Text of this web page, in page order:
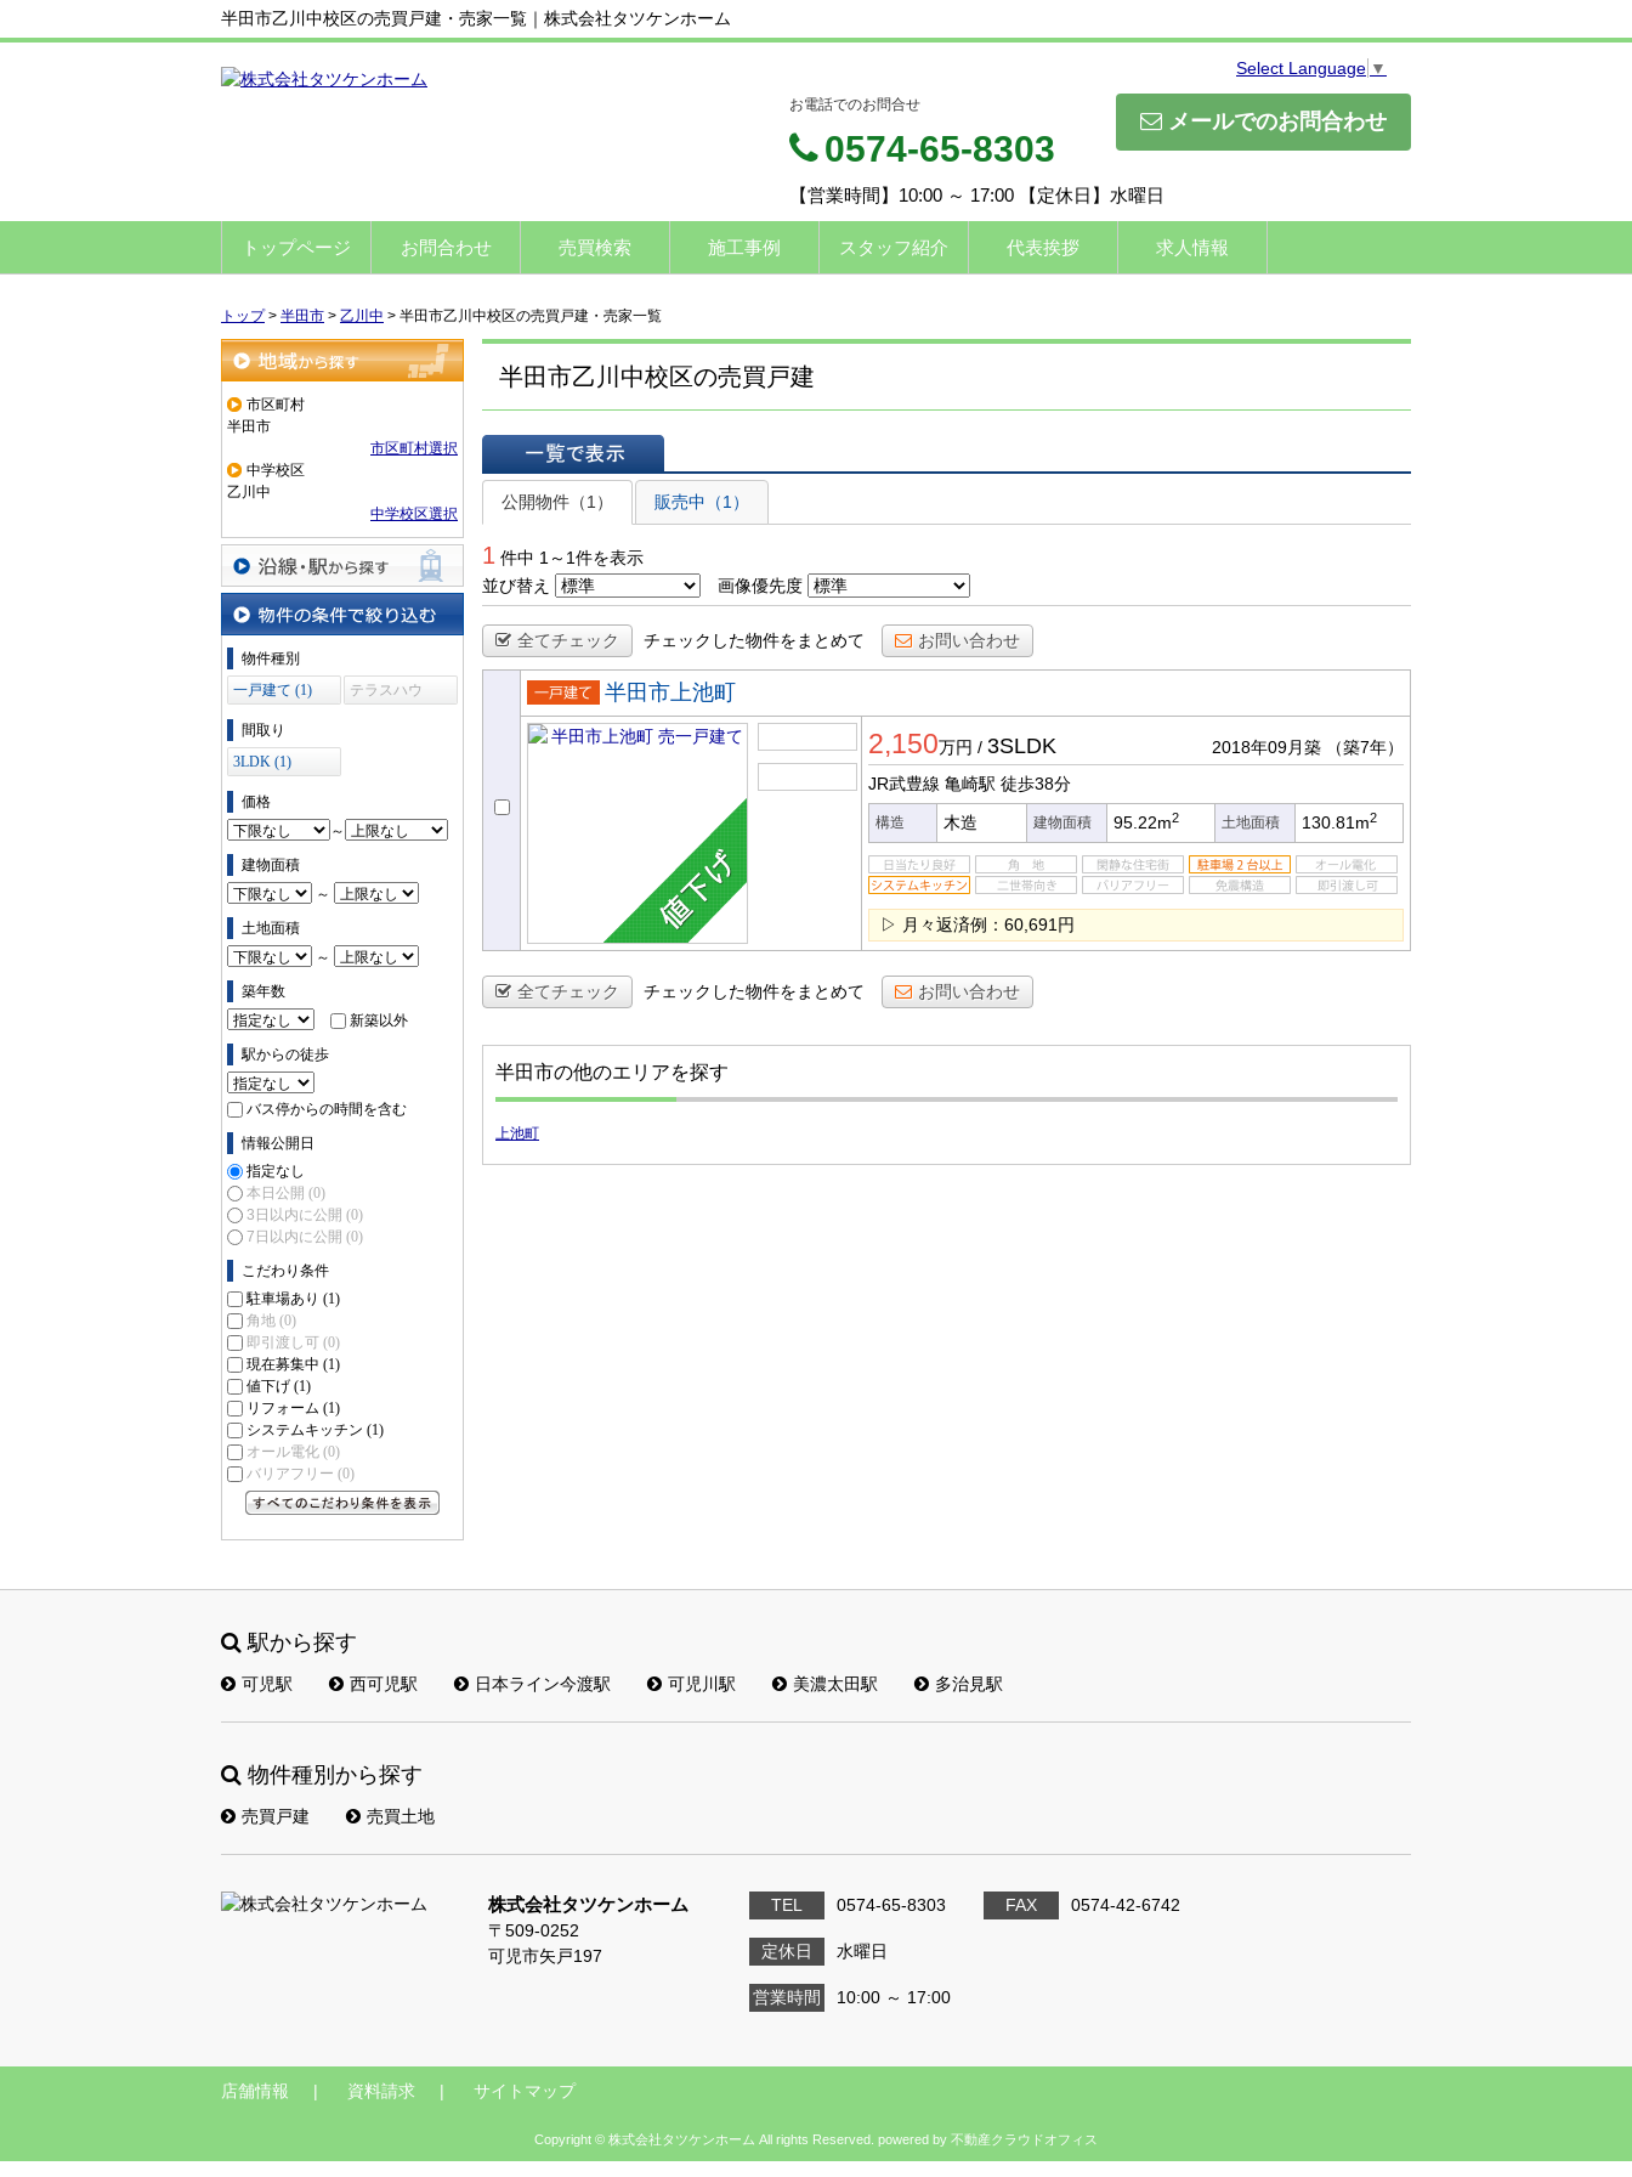
半田市乙川中校区の売買戸建・売家一覧｜株式会社タツケンホーム
Select Language ▼
メールでのお問合わせ
お電話でのお問合せ
0574-65-8303
【営業時間】10:00 ～ 17:00 【定休日】水曜日
トップページ お問合わせ 売買検索 施工事例 スタッフ紹介 代表挨拶 求人情報
トップ> 半田市 > 乙川中 > 半田市乙川中校区の売買戸建・売家一覧
地域から探す
市区町村
半田市
市区町村選択
中学校区
乙川中
中学校区選択
沿線・駅から探す
物件の条件で絞り込む
物件種別
一戸建て (1)
テラスハウ
間取り
3LDK (1)
価格
～
建物面積
～
土地面積
～
築年数
新築以外
駅からの徒歩
バス停からの時間を含む
情報公開日
指定なし
本日公開 (0)
3日以内に公開 (0)
7日以内に公開 (0)
こだわり条件
駐車場あり (1)
角地 (0)
即引渡し可 (0)
現在募集中 (1)
値下げ (1)
リフォーム (1)
システムキッチン (1)
オール電化 (0)
バリアフリー (0)
半田市乙川中校区の売買戸建
一覧で表示
公開物件（1）
販売中（1）
1 件中 1～1件を表示
並び替え
画像優先度
全てチェック チェックした物件をまとめて お問い合わせ
売一戸建
て
半田市上池町
2,150万円 / 3SLDK 2018年09月築
（築7年）
JR武豊線 亀崎駅 徒歩38分
構造 木造 建物面積 95.22m2 土地面積 130.81m2
▷ 月々返済例：60,691円
全てチェック チェックした物件をまとめて お問い合わせ
半田市の他のエリアを探す
上池町
駅から探す
可児駅 西可児駅 日本ライン今渡駅 可児川駅 美濃太田駅 多治見駅
物件種別から探す
売買戸建 売買土地
株式会社タツケンホーム
〒509-0252
可児市矢戸197
TEL 0574-65-8303 FAX 0574-42-6742
定休日 水曜日
営業時間 10:00 ～ 17:00
店舗情報 資料請求 サイトマップ
Copyright © 株式会社タツケンホーム All rights Reserved. powered by 不動産クラウドオフィス